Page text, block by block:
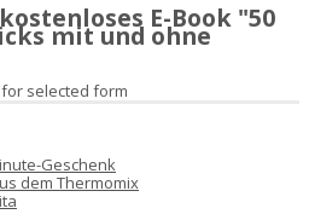
E-Book "50
mit und ohne
selected form
Geschenk
dem Thermomix